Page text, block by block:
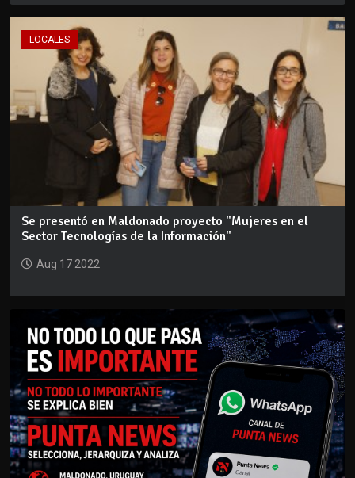
LOCALES
Se presentó en Maldonado proyecto "Mujeres en el
Sector Tecnologías de la Información"
Aug 17 2022